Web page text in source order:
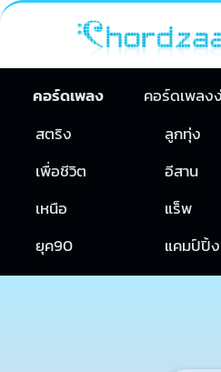
คอร์ดเพลง คอร์ดเพลง
สตริง
ลูกทุ่ง
เพื่อชีวิต
อีสาน
เหนือ
แร็พ
ยุค90
แคมป์ปิ้ง